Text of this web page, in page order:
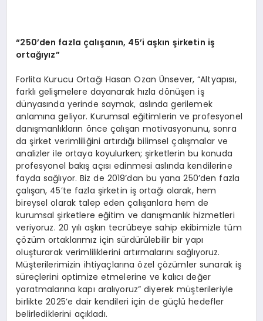
“250’den fazla çalışanın, 45’i aşkın şirketin iş
ortağıyız”
Forlita Kurucu Ortağı Hasan Ozan Ünsever, “Altyapısı,
farklı gelişmelere dayanarak hızla dönüşen iş
dünyasında yerinde saymak, aslında gerilemek
anlamına geliyor. Kurumsal eğitimlerin ve profesyonel
danışmanlıkların önce çalışan motivasyonunu, sonra
da şirket verimliliğini artırdığı bilimsel çalışmalar ve
analizler ile ortaya koyulurken; şirketlerin bu konuda
profesyonel bakış açısı edinmesi aslında kendilerine
fayda sağlıyor. Biz de 2019’dan bu yana 250’den fazla
çalışan, 45’te fazla şirketin iş ortağı olarak, hem
bireysel olarak talep eden çalışanlara hem de
kurumsal şirketlere eğitim ve danışmanlık hizmetleri
veriyoruz. 20 yılı aşkın tecrübeye sahip ekibimizle tüm
çözüm ortaklarımız için sürdürülebilir bir yapı
oluşturarak verimliliklerini artırmalarını sağlıyoruz.
Müşterilerimizin ihtiyaçlarına özel çözümler sunarak iş
süreçlerini optimize etmelerine ve kalıcı değer
yaratmalarına kapı aralıyoruz” diyerek müşterileriyle
birlikte 2025’e dair kendileri için de güçlü hedefler
belirlediklerini açıkladı.